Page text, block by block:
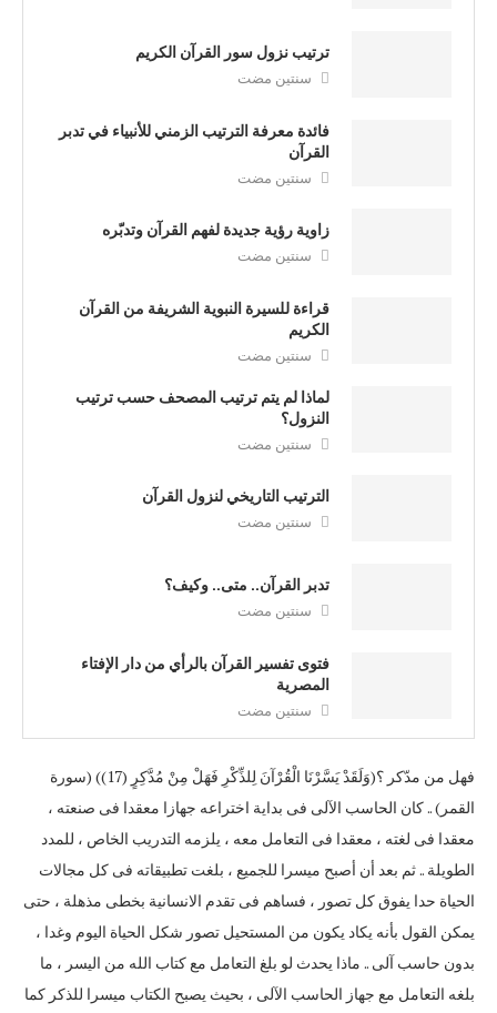
ترتيب نزول سور القرآن الكريم
سنتين مضت
فائدة معرفة الترتيب الزمني للأنبياء في تدبر
القرآن
سنتين مضت
زاوية رؤية جديدة لفهم القرآن وتدبّره
سنتين مضت
قراءة للسيرة النبوية الشريفة من القرآن
الكريم
سنتين مضت
لماذا لم يتم ترتيب المصحف حسب ترتيب
النزول؟
سنتين مضت
الترتيب التاريخي لنزول القرآن
سنتين مضت
تدبر القرآن.. متى.. وكيف؟
سنتين مضت
فتوى تفسير القرآن بالرأي من دار الإفتاء
المصرية
سنتين مضت
فهل من مدّكر ؟(وَلَقَدْ يَسَّرْنَا الْقُرْآنَ لِلذِّكْرِ فَهَلْ مِنْ مُدَّكِرٍ (17)) (سورة
القمر) .. كان الحاسب الآلى فى بداية اختراعه جهازا معقدا فى صنعته ،
معقدا فى لغته ، معقدا فى التعامل معه ، يلزمه التدريب الخاص ، للمدد
الطويلة .. ثم بعد أن أصبح ميسرا للجميع ، بلغت تطبيقاته فى كل مجالات
الحياة حدا يفوق كل تصور ، فساهم فى تقدم الانسانية بخطى مذهلة ، حتى
يمكن القول بأنه يكاد يكون من المستحيل تصور شكل الحياة اليوم وغدا ،
بدون حاسب آلى .. ماذا يحدث لو بلغ التعامل مع كتاب الله من اليسر ، ما
بلغه التعامل مع جهاز الحاسب الآلى ، بحيث يصبح الكتاب ميسرا للذكر كما